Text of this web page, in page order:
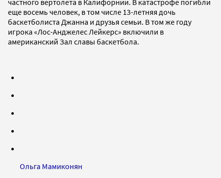
еще восемь человек, в том числе 13-летняя дочь
баскетболиста Джанна и друзья семьи. В том же году
игрока «Лос-Анджелес Лейкерс» включили в
американский Зал славы баскетбола.
Ольга Мамиконян